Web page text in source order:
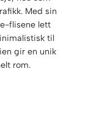
Med sin
flisene lett
til
gir en unik
rom.